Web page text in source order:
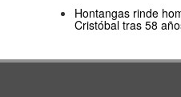
Hontangas rinde
Cristóbal tras 58